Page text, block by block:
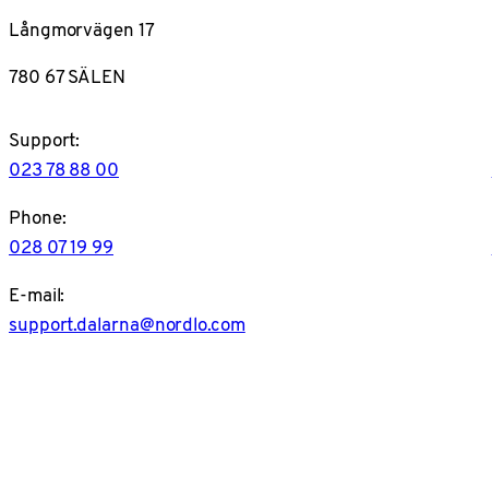
Långmorvägen 17
780 67 SÄLEN
Support:
023 78 88 00
Phone:
028 07 19 99
E-mail:
support.dalarna@nordlo.com